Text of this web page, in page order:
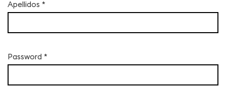
Apellidos *
Password *